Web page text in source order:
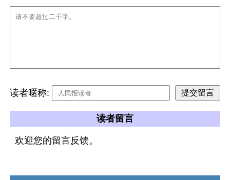
读者暱称:
读者留言
欢迎您的留言反馈。